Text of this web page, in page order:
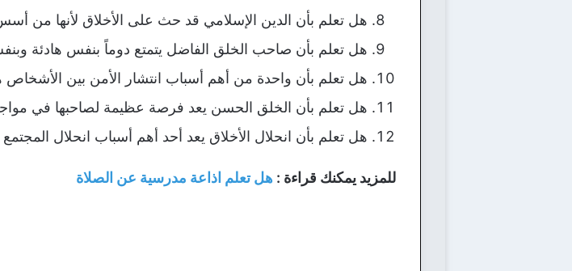
هل تعلم بأن الدين الإسلامي قد حث على الأخلاق لأنها من
هل تعلم بأن صاحب الخلق الفاضل يتمتع دوماً بنفس هادئة
هل تعلم بأن واحدة من أهم أسباب انتشار الأمن بين الأشخاص
هل تعلم بأن الخلق الحسن يعد فرصة عظيمة لصاحبها في
هل تعلم بأن انحلال الأخلاق يعد أحد أهم أسباب انحلال المجتمع
للمزيد يمكنك قراءة : هل تعلم اذاعة مدرسية عن الصلاة